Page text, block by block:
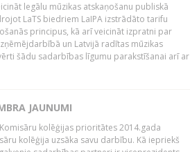
legālu mūzikas atskaņošanu publiskā
LaTS biedriem LaIPA izstrādāto tarifu
principus, kā arī veicināt izpratni par
un Latvijā radītas mūzikas
šādu sadarbības līgumu parakstīšanai arī ar
JAUNUMI
kolēģijas prioritātes 2014.gada
kolēģija uzsāka savu darbību. Kā iepriekš